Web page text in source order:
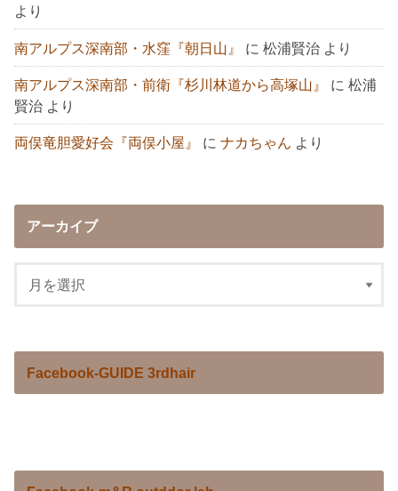
より
南アルプス深南部・水窪『朝日山』 に松浦賢治 より
南アルプス深南部・前衛『杉川林道から高塚山』 に松浦
賢治 より
両俣竜胆愛好会『両俣小屋』 にナカちゃん より
アーカイブ
Facebook-GUIDE 3rdhair